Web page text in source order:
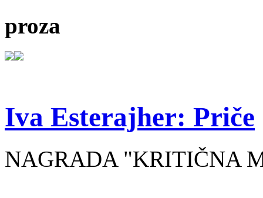
proza
Iva Esterajher: Priče
NAGRADA "KRITIČNA